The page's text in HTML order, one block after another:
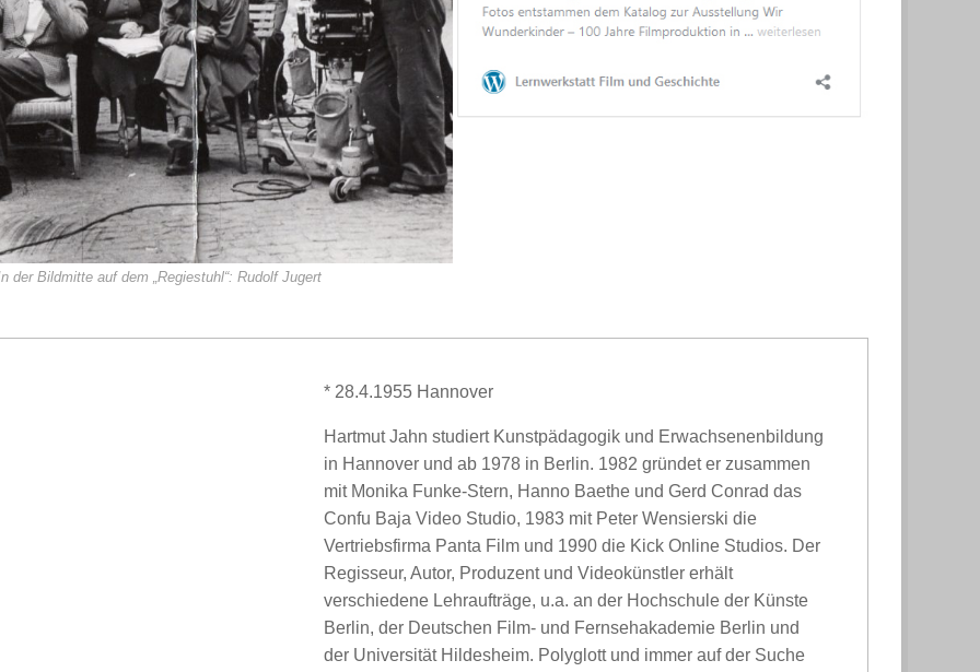
der Bildmitte auf dem „Regiestuhl“: Rudolf Jugert
* 28.4.1955 Hannover
Hartmut Jahn studiert Kunstpädagogik und Erwachsenenbildung
in Hannover und ab 1978 in Berlin. 1982 gründet er zusammen
mit Monika Funke-Stern, Hanno Baethe und Gerd Conrad das
Confu Baja Video Studio, 1983 mit Peter Wensierski die
Vertriebsfirma Panta Film und 1990 die Kick Online Studios. Der
Regisseur, Autor, Produzent und Videokünstler erhält
verschiedene Lehraufträge, u.a. an der Hochschule der Künste
Berlin, der Deutschen Film- und Fernsehakademie Berlin und
der Universität Hildesheim. Polyglott und immer auf der Suche